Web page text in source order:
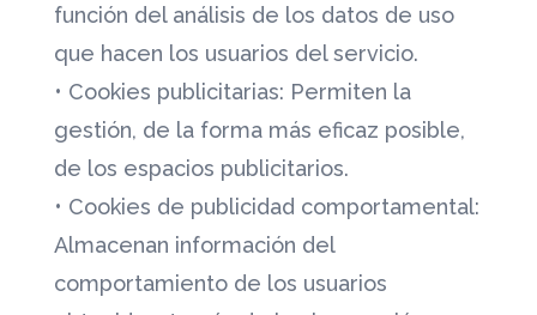
función del análisis de los datos de uso
que hacen los usuarios del servicio.
• Cookies publicitarias: Permiten la
gestión, de la forma más eficaz posible,
de los espacios publicitarios.
• Cookies de publicidad comportamental:
Almacenan información del
comportamiento de los usuarios